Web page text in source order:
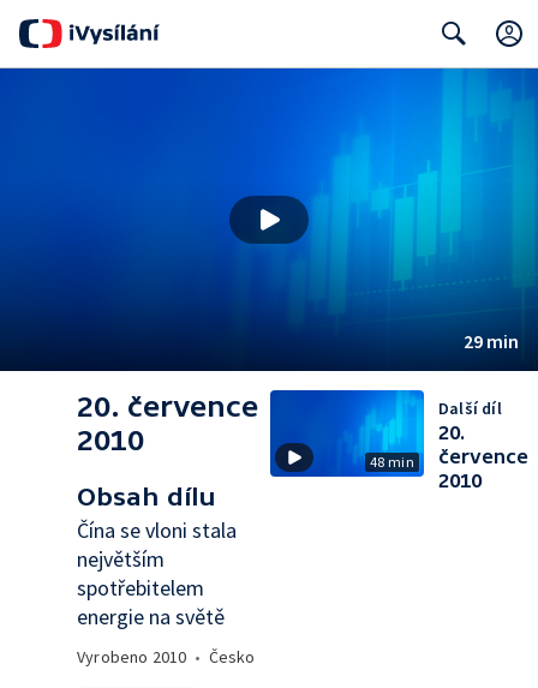
29 min
20. července
2010
Obsah dílu
Čína se vloni stala
největším
spotřebitelem
energie na světě
Vyrobeno 2010 • Česko
48 min
Další díl
20.
července
2010